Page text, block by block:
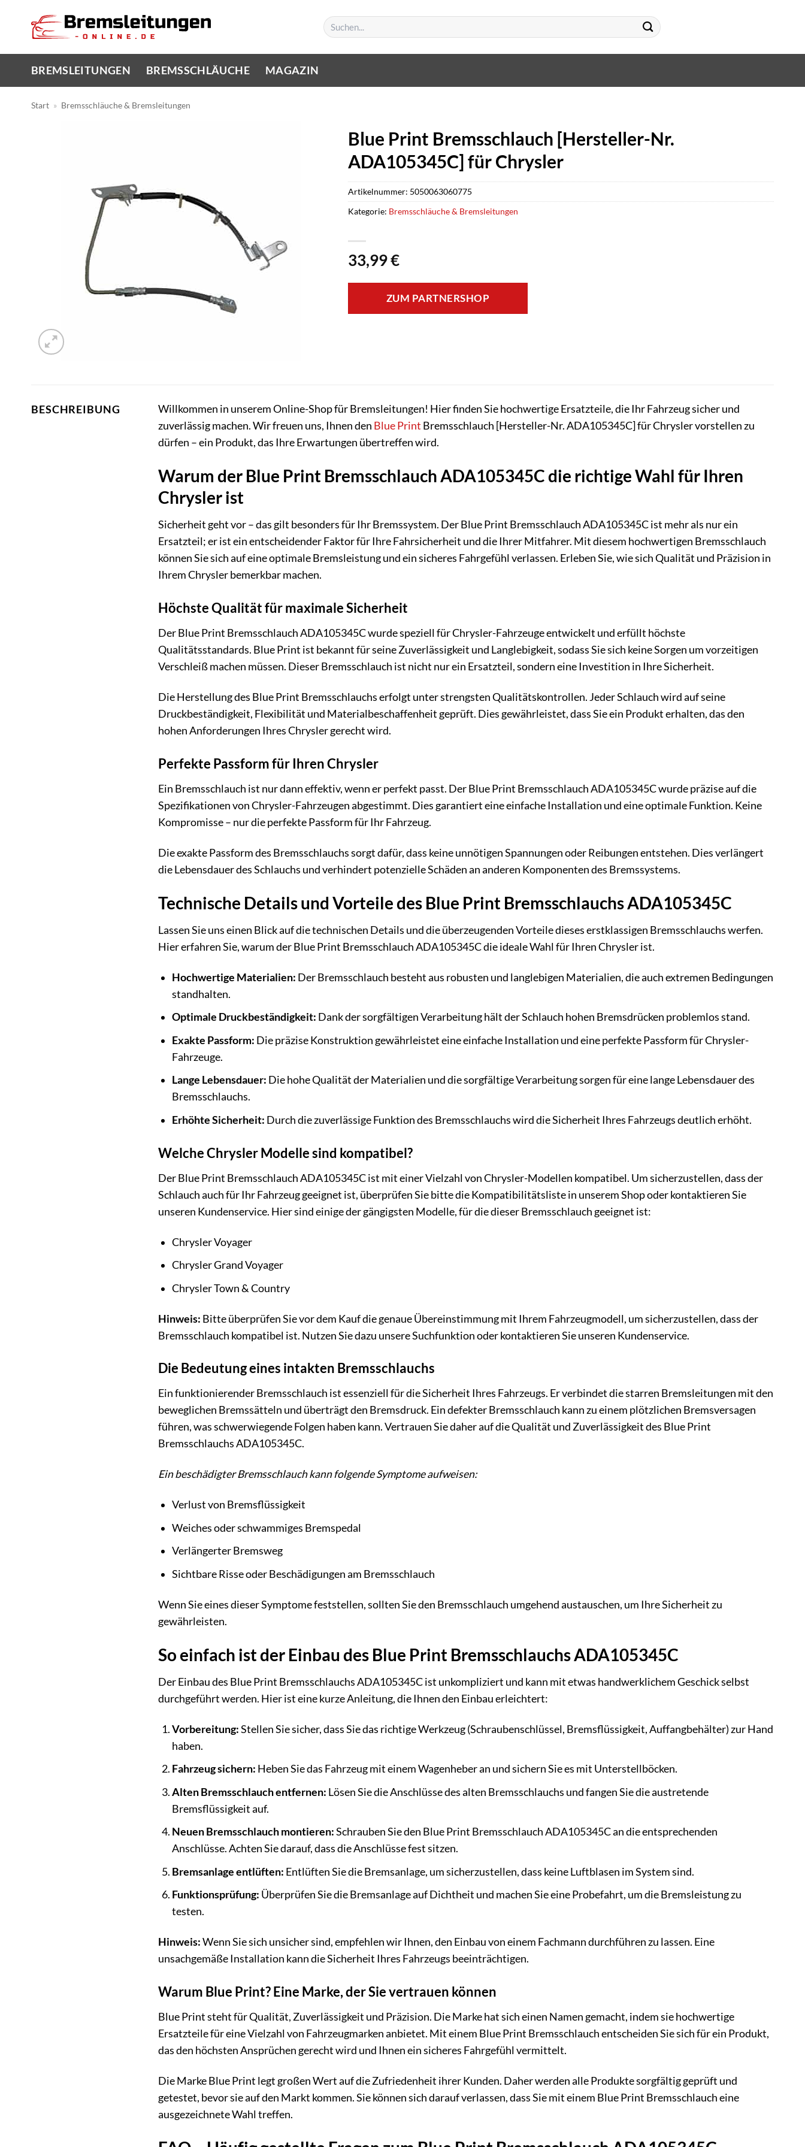
springen
Suchen
nach:
BREMSLEITUNGEN BREMSSCHLÄUCHE MAGAZIN
Start » Bremsschläuche & Bremsleitungen
Blue Print Bremsschlauch [Hersteller-Nr.
ADA105345C] für Chrysler
33,99€
ZUM PARTNERSHOP
Artikelnummer: 5050063060775
Kategorie: Bremsschläuche & Bremsleitungen
BESCHREIBUNG
Willkommen in unserem Online-Shop für Bremsleitungen! Hier finden Sie hochwertige Ersatzteile, die Ihr Fahrzeug sicher und
zuverlässig machen. Wir freuen uns, Ihnen den Blue Print Bremsschlauch [Hersteller-Nr. ADA105345C] für Chrysler vorstellen zu
dürfen – ein Produkt, das Ihre Erwartungen übertreffen wird.
Warum der Blue Print Bremsschlauch ADA105345C die richtige Wahl für Ihren
Chrysler ist
Sicherheit geht vor – das gilt besonders für Ihr Bremssystem. Der Blue Print Bremsschlauch ADA105345C ist mehr als nur ein
Ersatzteil; er ist ein entscheidender Faktor für Ihre Fahrsicherheit und die Ihrer Mitfahrer. Mit diesem hochwertigen Bremsschlauch
können Sie sich auf eine optimale Bremsleistung und ein sicheres Fahrgefühl verlassen. Erleben Sie, wie sich Qualität und Präzision in
Ihrem Chrysler bemerkbar machen.
Höchste Qualität für maximale Sicherheit
Der Blue Print Bremsschlauch ADA105345C wurde speziell für Chrysler-Fahrzeuge entwickelt und erfüllt höchste
Qualitätsstandards. Blue Print ist bekannt für seine Zuverlässigkeit und Langlebigkeit, sodass Sie sich keine Sorgen um vorzeitigen
Verschleiß machen müssen. Dieser Bremsschlauch ist nicht nur ein Ersatzteil, sondern eine Investition in Ihre Sicherheit.
Die Herstellung des Blue Print Bremsschlauchs erfolgt unter strengsten Qualitätskontrollen. Jeder Schlauch wird auf seine
Druckbeständigkeit, Flexibilität und Materialbeschaffenheit geprüft. Dies gewährleistet, dass Sie ein Produkt erhalten, das den
hohen Anforderungen Ihres Chrysler gerecht wird.
Perfekte Passform für Ihren Chrysler
Ein Bremsschlauch ist nur dann effektiv, wenn er perfekt passt. Der Blue Print Bremsschlauch ADA105345C wurde präzise auf die
Spezifikationen von Chrysler-Fahrzeugen abgestimmt. Dies garantiert eine einfache Installation und eine optimale Funktion. Keine
Kompromisse – nur die perfekte Passform für Ihr Fahrzeug.
Die exakte Passform des Bremsschlauchs sorgt dafür, dass keine unnötigen Spannungen oder Reibungen entstehen. Dies verlängert
die Lebensdauer des Schlauchs und verhindert potenzielle Schäden an anderen Komponenten des Bremssystems.
Technische Details und Vorteile des Blue Print Bremsschlauchs ADA105345C
Lassen Sie uns einen Blick auf die technischen Details und die überzeugenden Vorteile dieses erstklassigen Bremsschlauchs werfen.
Hier erfahren Sie, warum der Blue Print Bremsschlauch ADA105345C die ideale Wahl für Ihren Chrysler ist.
Hochwertige Materialien: Der Bremsschlauch besteht aus robusten und langlebigen Materialien, die auch extremen Bedingungen
standhalten.
Optimale Druckbeständigkeit: Dank der sorgfältigen Verarbeitung hält der Schlauch hohen Bremsdrücken problemlos stand.
Exakte Passform: Die präzise Konstruktion gewährleistet eine einfache Installation und eine perfekte Passform für Chrysler-
Fahrzeuge.
Lange Lebensdauer: Die hohe Qualität der Materialien und die sorgfältige Verarbeitung sorgen für eine lange Lebensdauer des
Bremsschlauchs.
Erhöhte Sicherheit: Durch die zuverlässige Funktion des Bremsschlauchs wird die Sicherheit Ihres Fahrzeugs deutlich erhöht.
Welche Chrysler Modelle sind kompatibel?
Der Blue Print Bremsschlauch ADA105345C ist mit einer Vielzahl von Chrysler-Modellen kompatibel. Um sicherzustellen, dass der
Schlauch auch für Ihr Fahrzeug geeignet ist, überprüfen Sie bitte die Kompatibilitätsliste in unserem Shop oder kontaktieren Sie
unseren Kundenservice. Hier sind einige der gängigsten Modelle, für die dieser Bremsschlauch geeignet ist:
Chrysler Voyager
Chrysler Grand Voyager
Chrysler Town & Country
Hinweis: Bitte überprüfen Sie vor dem Kauf die genaue Übereinstimmung mit Ihrem Fahrzeugmodell, um sicherzustellen, dass der
Bremsschlauch kompatibel ist. Nutzen Sie dazu unsere Suchfunktion oder kontaktieren Sie unseren Kundenservice.
Die Bedeutung eines intakten Bremsschlauchs
Ein funktionierender Bremsschlauch ist essenziell für die Sicherheit Ihres Fahrzeugs. Er verbindet die starren Bremsleitungen mit den
beweglichen Bremssätteln und überträgt den Bremsdruck. Ein defekter Bremsschlauch kann zu einem plötzlichen Bremsversagen
führen, was schwerwiegende Folgen haben kann. Vertrauen Sie daher auf die Qualität und Zuverlässigkeit des Blue Print
Bremsschlauchs ADA105345C.
Ein beschädigter Bremsschlauch kann folgende Symptome aufweisen:
Verlust von Bremsflüssigkeit
Weiches oder schwammiges Bremspedal
Verlängerter Bremsweg
Sichtbare Risse oder Beschädigungen am Bremsschlauch
Wenn Sie eines dieser Symptome feststellen, sollten Sie den Bremsschlauch umgehend austauschen, um Ihre Sicherheit zu
gewährleisten.
So einfach ist der Einbau des Blue Print Bremsschlauchs ADA105345C
Der Einbau des Blue Print Bremsschlauchs ADA105345C ist unkompliziert und kann mit etwas handwerklichem Geschick selbst
durchgeführt werden. Hier ist eine kurze Anleitung, die Ihnen den Einbau erleichtert:
Vorbereitung:Stellen Sie sicher, dass Sie das richtige Werkzeug (Schraubenschlüssel, Bremsflüssigkeit, Auffangbehälter) zur Hand
haben.
Fahrzeug sichern: Heben Sie das Fahrzeug mit einem Wagenheber an und sichern Sie es mit Unterstellböcken.
Alten Bremsschlauch entfernen: Lösen Sie die Anschlüsse des alten Bremsschlauchs und fangen Sie die austretende
Bremsflüssigkeit auf.
Neuen Bremsschlauch montieren:Schrauben Sie den Blue Print Bremsschlauch ADA105345C an die entsprechenden
Anschlüsse. Achten Sie darauf, dass die Anschlüsse fest sitzen.
Bremsanlage entlüften: Entlüften Sie die Bremsanlage, um sicherzustellen, dass keine Luftblasen im System sind.
Funktionsprüfung: Überprüfen Sie die Bremsanlage auf Dichtheit und machen Sie eine Probefahrt, um die Bremsleistung zu
testen.
Hinweis:Wenn Sie sich unsicher sind, empfehlen wir Ihnen, den Einbau von einem Fachmann durchführen zu lassen. Eine
unsachgemäße Installation kann die Sicherheit Ihres Fahrzeugs beeinträchtigen.
Warum Blue Print? Eine Marke, der Sie vertrauen können
Blue Print steht für Qualität, Zuverlässigkeit und Präzision. Die Marke hat sich einen Namen gemacht, indem sie hochwertige
Ersatzteile für eine Vielzahl von Fahrzeugmarken anbietet. Mit einem Blue Print Bremsschlauch entscheiden Sie sich für ein Produkt,
das den höchsten Ansprüchen gerecht wird und Ihnen ein sicheres Fahrgefühl vermittelt.
Die Marke Blue Print legt großen Wert auf die Zufriedenheit ihrer Kunden. Daher werden alle Produkte sorgfältig geprüft und
getestet, bevor sie auf den Markt kommen. Sie können sich darauf verlassen, dass Sie mit einem Blue Print Bremsschlauch eine
ausgezeichnete Wahl treffen.